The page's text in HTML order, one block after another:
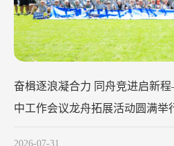
华友钴业2026年中工作会议在苏